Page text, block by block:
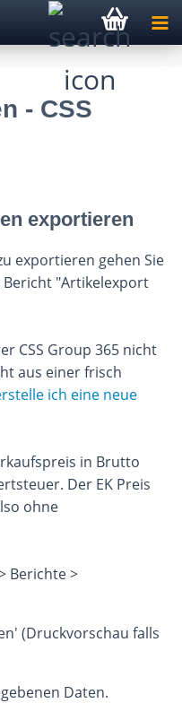
- CSS
exportieren
exportieren gehen Sie
"Artikelexport
CSS Group 365 nicht
aus einer frisch
ich eine neue
in Brutto
Der EK Preis
ohne
Berichte >
(Druckvorschau falls
Daten.